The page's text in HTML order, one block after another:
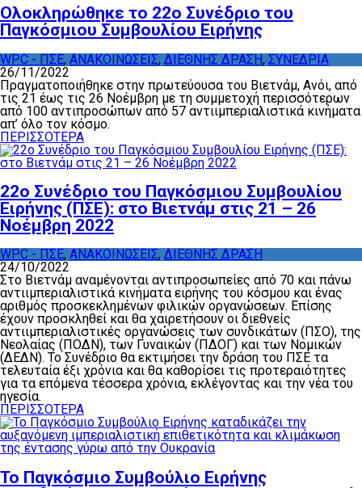
Ολοκληρώθηκε το 22ο Συνέδριο του
Παγκόσμιου Συμβουλίου Ειρήνης
WPC - ΠΣΕ, ΑΝΑΚΟΙΝΩΣΕΙΣ, ΔΙΕΘΝΗΣ ΔΡΑΣΗ, ΣΥΝΕΔΡΙΑ
26/11/2022
Πραγματοποιήθηκε στην πρωτεύουσα του Βιετνάμ, Ανόι, από
τις 21 έως τις 26 Νοέμβρη με τη συμμετοχή περισσότερων
από 100 αντιπροσώπων από 57 αντιιμπεριαλιστικά κινήματα
απ’ όλο τον κόσμο.
ΠΕΡΙΣΣΟΤΕΡΑ
22ο Συνέδριο του Παγκόσμιου Συμβουλίου
Ειρήνης (ΠΣΕ): στο Βιετνάμ στις 21 – 26
Νοέμβρη 2022
WPC - ΠΣΕ, ΑΝΑΚΟΙΝΩΣΕΙΣ, ΔΙΕΘΝΗΣ ΔΡΑΣΗ
24/10/2022
Στο Βιετνάμ αναμένονται αντιπροσωπείες από 70 και πάνω
αντιιμπεριαλιστικά κινήματα ειρήνης του κόσμου και ένας
αριθμός προσκεκλημένων φιλικών οργανώσεων. Επίσης
έχουν προσκληθεί και θα χαιρετήσουν οι διεθνείς
αντιιμπεριαλιστικές οργανώσεις των συνδικάτων (ΠΣΟ), της
Νεολαίας (ΠΟΔΝ), των Γυναικών (ΠΔΟΓ) και των Νομικών
(ΔΕΔΝ). Το Συνέδριο θα εκτιμήσει την δράση του ΠΣΕ τα
τελευταία έξι χρόνια και θα καθορίσει τις προτεραιότητες
για τα επόμενα τέσσερα χρόνια, εκλέγοντας και την νέα του
ηγεσία.
ΠΕΡΙΣΣΟΤΕΡΑ
Το Παγκόσμιο Συμβούλιο Ειρήνης